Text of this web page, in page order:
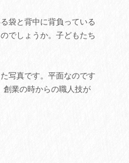
袋と背中に背負っている
でしょうか。子どもたち
写真です。平面なのです
創業の時からの職人技が